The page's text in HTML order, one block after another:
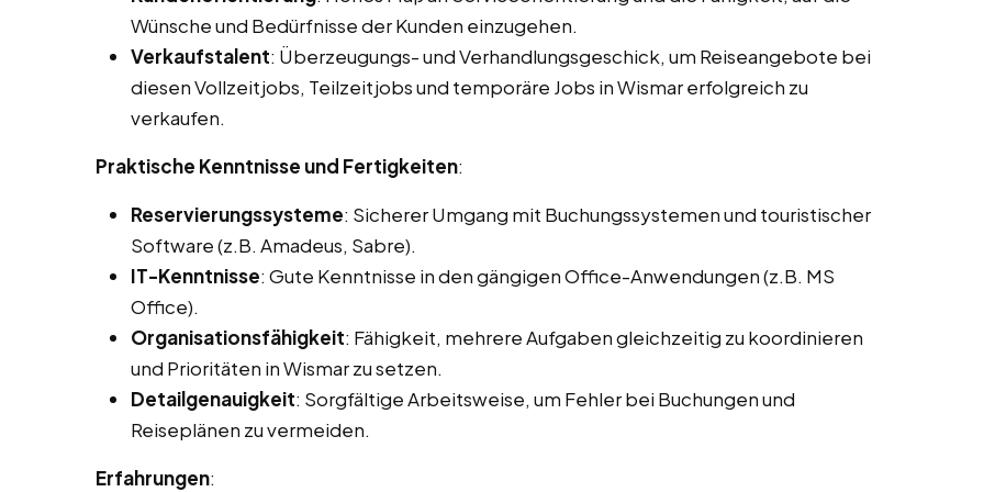
Wünsche und Bedürfnisse der Kunden einzugehen.
Verkaufstalent: Überzeugungs- und Verhandlungsgeschick, um Reiseangebote bei
diesen Vollzeitjobs, Teilzeitjobs und temporäre Jobs in Wismar erfolgreich zu
verkaufen.
Praktische Kenntnisse und Fertigkeiten:
Reservierungssysteme: Sicherer Umgang mit Buchungssystemen und touristischer
Software (z.B. Amadeus, Sabre).
IT-Kenntnisse: Gute Kenntnisse in den gängigen Office-Anwendungen (z.B. MS
Office).
Organisationsfähigkeit: Fähigkeit, mehrere Aufgaben gleichzeitig zu koordinieren
und Prioritäten in Wismar zu setzen.
Detailgenauigkeit: Sorgfältige Arbeitsweise, um Fehler bei Buchungen und
Reiseplänen zu vermeiden.
Erfahrungen: